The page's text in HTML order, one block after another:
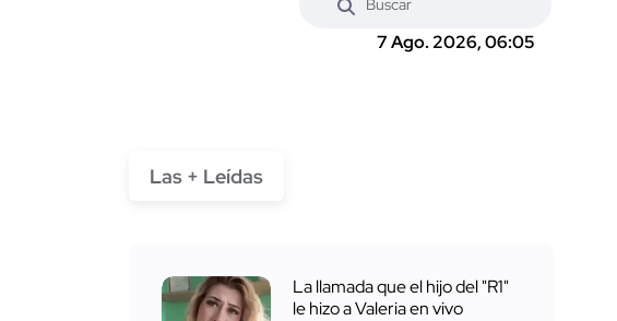
7 Ago. 2026, 06:05
Las + Leídas
La llamada que el hijo del "R1"
le hizo a Valeria en vivo